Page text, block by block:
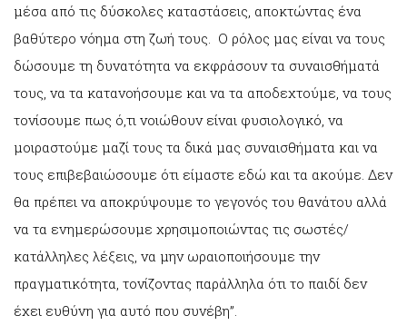
μέσα από τις δύσκολες καταστάσεις, αποκτώντας ένα
βαθύτερο νόημα στη ζωή τους. Ο ρόλος μας είναι να τους
δώσουμε τη δυνατότητα να εκφράσουν τα συναισθήματά
τους, να τα κατανοήσουμε και να τα αποδεχτούμε, να τους
τονίσουμε πως ό,τι νοιώθουν είναι φυσιολογικό, να
μοιραστούμε μαζί τους τα δικά μας συναισθήματα και να
τους επιβεβαιώσουμε ότι είμαστε εδώ και τα ακούμε. Δεν
θα πρέπει να αποκρύψουμε το γεγονός του θανάτου αλλά
να τα ενημερώσουμε χρησιμοποιώντας τις σωστές/
κατάλληλες λέξεις, να μην ωραιοποιήσουμε την
πραγματικότητα, τονίζοντας παράλληλα ότι το παιδί δεν
έχει ευθύνη για αυτό που συνέβη”.